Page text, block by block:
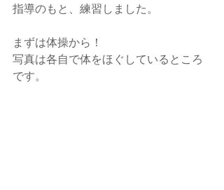
指導のもと、練習しました。
まずは体操から！
写真は各自で体をほぐしているところ
です。